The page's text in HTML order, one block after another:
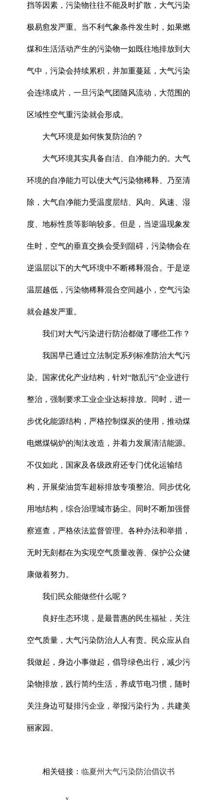
挡等因素，污染物往往不能及时扩散，大气污染
极易愈发严重。当不利气象条件发生时，如果燃
煤和生活活动产生的污染物一如既往地排放到大
气中，污染会持续累积，并加重蔓延，大气污染
会连绵成片，一旦污染气团随风流动，大范围的
区域性空气重污染就会形成。
大气环境是如何恢复防治的？
大气环境其实具备自洁、自净能力的。大气
环境的自净能力可以使大气污染物稀释、乃至清
除，大气自净能力受温度层结、风向、风速、湿
度、地标性质等影响较多。但是，当逆温现象发
生时，空气的垂直交换会受到阻碍，污染物会在
逆温层以下的大气环境中不断稀释混合。于是逆
温层越低，污染物稀释混合空间越小，空气污染
就会越发严重。
我们对大气污染进行防治都做了哪些工作？
我国早已通过立法制定系列标准防治大气污
染。国家优化产业结构，针对“散乱污”企业进行
整治，强制要求工业企业达标排放。同时，进一
步优化能源结构，严格控制煤炭的使用，推动煤
电燃煤锅炉的淘汰改造，并着力发展清洁能源。
不仅如此，国家及各级政府还专门优化运输结
构，开展柴油货车超标排放专项整治。同步优化
用地结构，综合治理城市扬尘。同时不断加强督
察巡查，严格依法监督管理。各种办法和举措，
无时无刻都在为实现空气质量改善、保护公众健
康做着努力。
我们民众能做些什么呢？
良好生态环境，是最普惠的民生福祉，关注
空气质量，大气污染防治人人有责。民众应从自
我做起，身边小事做起，倡导绿色出行，减少污
染物排放，践行简约生活，养成节电习惯，随时
关注身边可疑排污企业，举报污染行为，共建美
丽家园。
相关链接： 临夏州大气污染防治倡议书